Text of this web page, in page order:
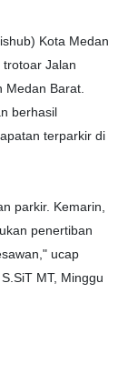
Kota Medan
Jalan
Medan Barat.
berhasil
terparkir di
parkir. Kemarin,
penertiban
ucap
MT, Minggu